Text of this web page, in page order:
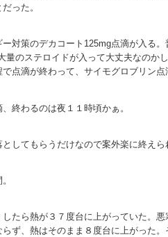
った。
対策のデカコート125mg点滴が入る
量のステロイドが入って大丈夫なのか
で点滴が終わって、サイモグロブリン
終わるのは夜１１時頃かぁ。
してもらうだけなので案外楽に終え
たら熱が３７度台に上がっていた。
ず、熱はそのまま８度台に上がった